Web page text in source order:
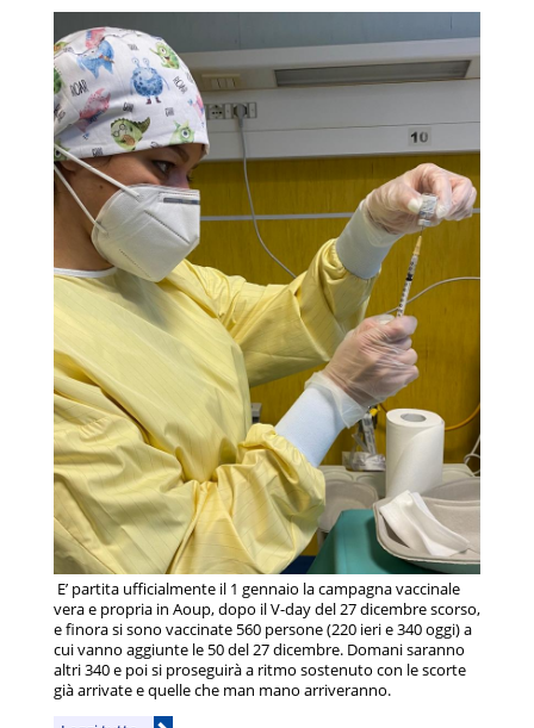
E’ partita ufficialmente il 1 gennaio la campagna vaccinale
vera e propria in Aoup, dopo il V-day del 27 dicembre scorso,
e finora si sono vaccinate 560 persone (220 ieri e 340 oggi) a
cui vanno aggiunte le 50 del 27 dicembre. Domani saranno
altri 340 e poi si proseguirà a ritmo sostenuto con le scorte
già arrivate e quelle che man mano arriveranno.